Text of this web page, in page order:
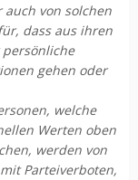
von solchen
dass aus ihren
gehen oder
welche
Werten oben
werden von
Parteiverboten,